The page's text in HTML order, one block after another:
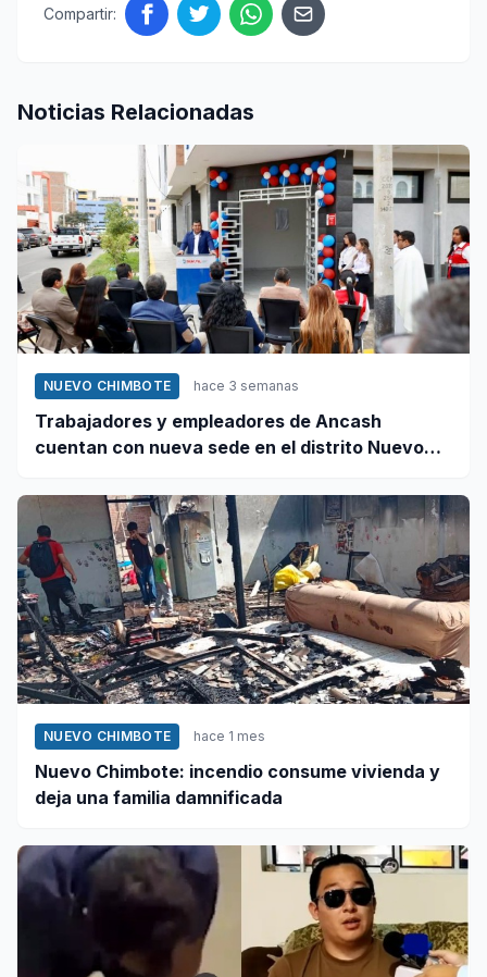
Compartir:
Noticias Relacionadas
NUEVO CHIMBOTE hace 3 semanas
Trabajadores y empleadores de Ancash
cuentan con nueva sede en el distrito Nuevo
NUEVO CHIMBOTE hace 1 mes
Nuevo Chimbote: incendio consume vivienda y
deja una familia damnificada